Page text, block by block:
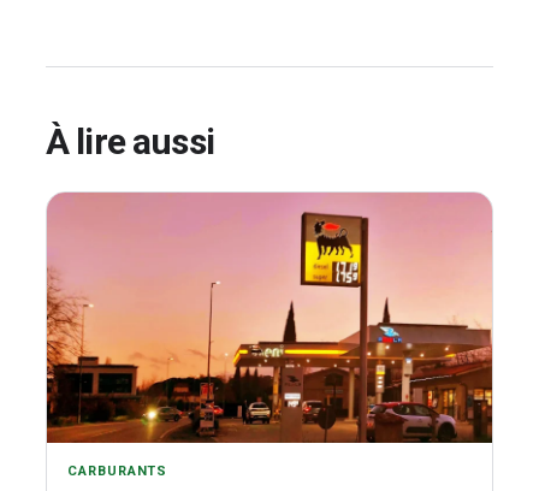
À lire aussi
CARBURANTS